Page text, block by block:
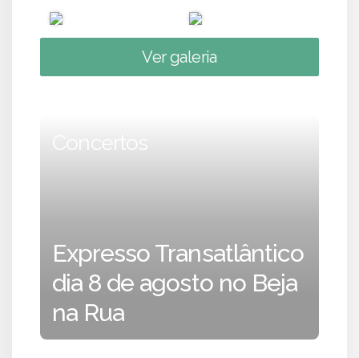
Ver galeria
Concertos
Expresso Transatlântico
dia 8 de agosto no Beja
na Rua